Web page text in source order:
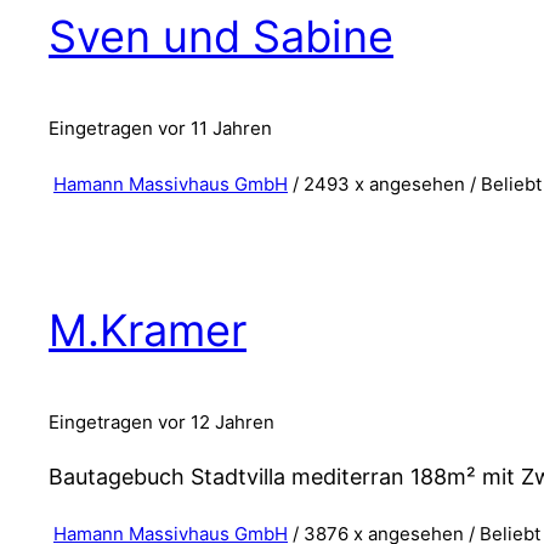
Sven und Sabine
Eingetragen vor 11 Jahren
Hamann Massivhaus GmbH / 2493 x angesehen / Beliebt
M.Kramer
Eingetragen vor 12 Jahren
Bautagebuch Stadtvilla mediterran 188m² mit
Hamann Massivhaus GmbH / 3876 x angesehen / Beliebt